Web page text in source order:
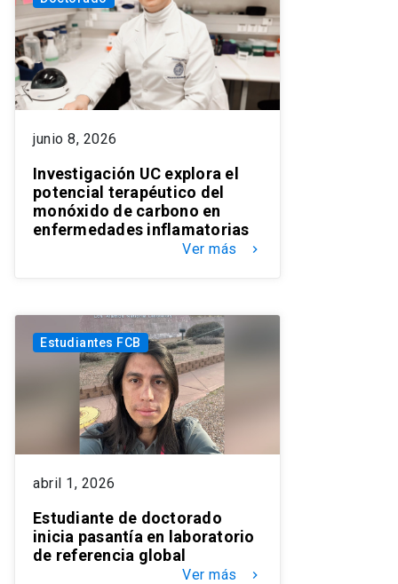
junio 8, 2026
Investigación UC explora el
potencial terapéutico del
monóxido de carbono en
enfermedades inflamatorias
Ver más keyboard_arrow_right
Estudiantes FCB
abril 1, 2026
Estudiante de doctorado
inicia pasantía en laboratorio
de referencia global
Ver más keyboard_arrow_right